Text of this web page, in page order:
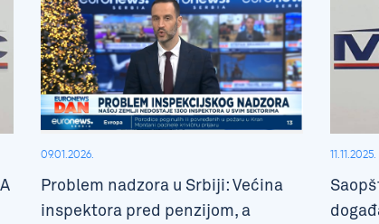
09.01.2026.
Problem nadzora u Srbiji: Većina
inspektora pred penzijom, a
11.11.2025.